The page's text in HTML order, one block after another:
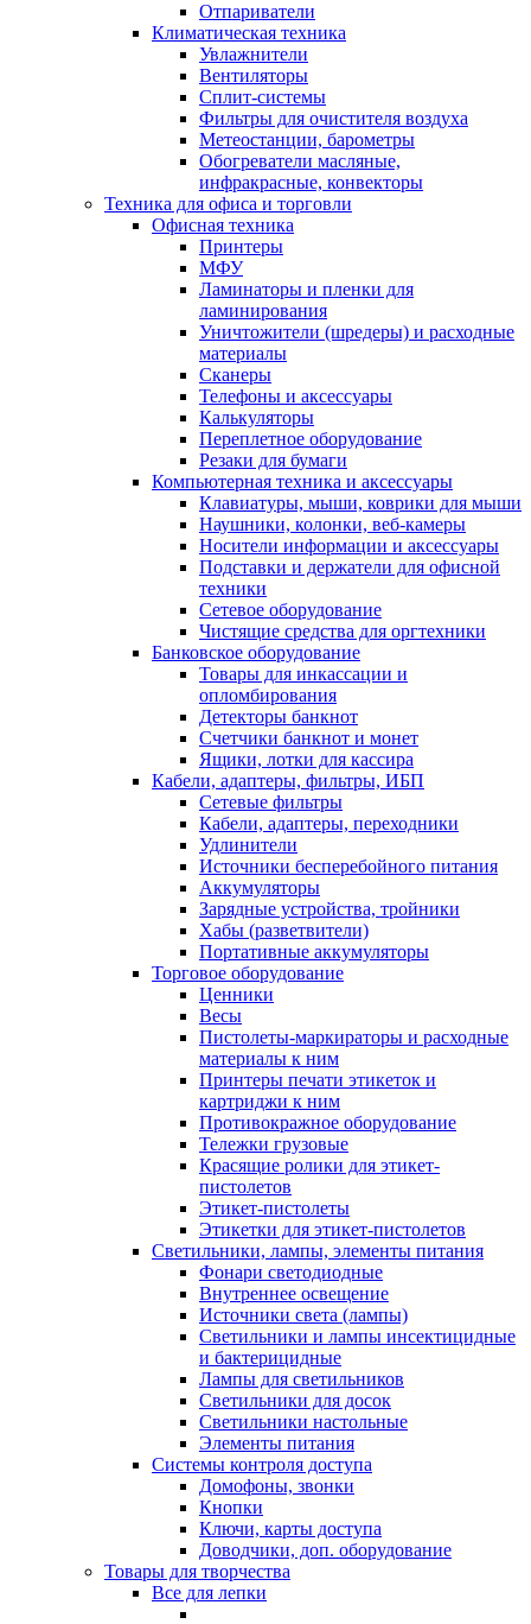
Отпариватели
Климатическая техника
Увлажнители
Вентиляторы
Сплит-системы
Фильтры для очистителя воздуха
Метеостанции, барометры
Обогреватели масляные,
инфракрасные, конвекторы
Техника для офиса и торговли
Офисная техника
Принтеры
МФУ
Ламинаторы и пленки для
ламинирования
Уничтожители (шредеры) и расходные
материалы
Сканеры
Телефоны и аксессуары
Калькуляторы
Переплетное оборудование
Резаки для бумаги
Компьютерная техника и аксессуары
Клавиатуры, мыши, коврики для мыши
Наушники, колонки, веб-камеры
Носители информации и аксессуары
Подставки и держатели для офисной
техники
Сетевое оборудование
Чистящие средства для оргтехники
Банковское оборудование
Товары для инкассации и
опломбирования
Детекторы банкнот
Счетчики банкнот и монет
Ящики, лотки для кассира
Кабели, адаптеры, фильтры, ИБП
Сетевые фильтры
Кабели, адаптеры, переходники
Удлинители
Источники бесперебойного питания
Аккумуляторы
Зарядные устройства, тройники
Хабы (разветвители)
Портативные аккумуляторы
Торговое оборудование
Ценники
Весы
Пистолеты-маркираторы и расходные
материалы к ним
Принтеры печати этикеток и
картриджи к ним
Противокражное оборудование
Тележки грузовые
Красящие ролики для этикет-
пистолетов
Этикет-пистолеты
Этикетки для этикет-пистолетов
Светильники, лампы, элементы питания
Фонари светодиодные
Внутреннее освещение
Источники света (лампы)
Светильники и лампы инсектицидные
и бактерицидные
Лампы для светильников
Светильники для досок
Светильники настольные
Элементы питания
Системы контроля доступа
Домофоны, звонки
Кнопки
Ключи, карты доступа
Доводчики, доп. оборудование
Товары для творчества
Все для лепки